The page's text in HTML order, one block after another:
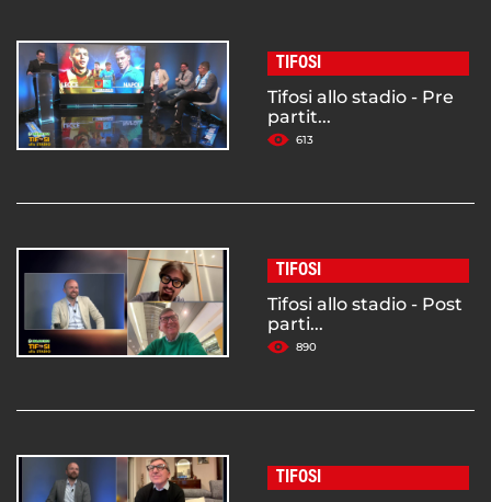
TIFOSI
Tifosi allo stadio - Pre
partit...
613
TIFOSI
Tifosi allo stadio - Post
parti...
890
TIFOSI